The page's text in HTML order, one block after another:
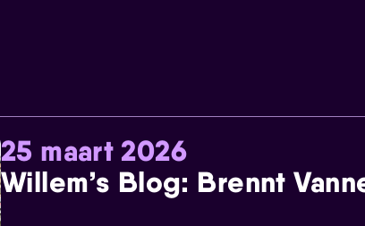
25 maart 2026
Willem’s Blog: Brennt